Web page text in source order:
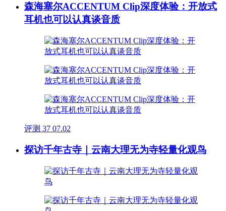
森海塞尔ACCENTUM Clip深度体验：开放式
耳机也可以认真谈音质
评测 37 07.02
探访千年古寺｜云南大理无为寺轻量化观鸟